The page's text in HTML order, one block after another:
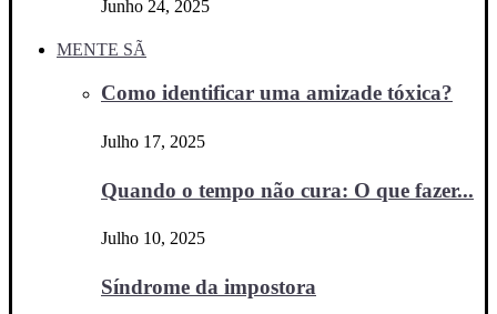
Junho 24, 2025
MENTE SÃ
Como identificar uma amizade tóxica?
Julho 17, 2025
Quando o tempo não cura: O que fazer...
Julho 10, 2025
Síndrome da impostora